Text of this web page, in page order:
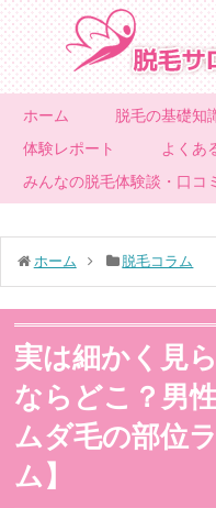
ホーム 脱毛の基礎知
体験レポート
よくあ
みんなの脱毛体験談・口コ
ホーム 脱毛コラム
実は細かく見
ならどこ？男
ムダ毛の部位
ム】